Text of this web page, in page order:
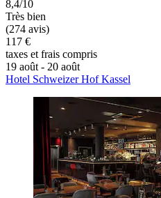
8,4/10
Très bien
(274 avis)
117 €
taxes et frais compris
19 août - 20 août
Hotel Schweizer Hof Kassel